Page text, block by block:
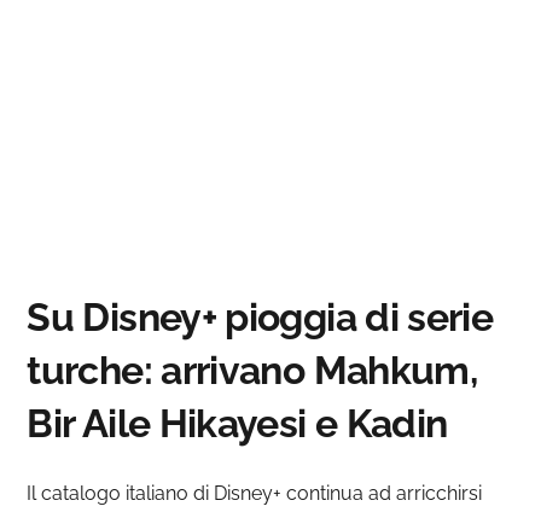
Su Disney+ pioggia di serie
turche: arrivano Mahkum,
Bir Aile Hikayesi e Kadin
Il catalogo italiano di Disney+ continua ad arricchirsi